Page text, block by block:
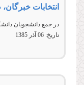
انتخابات
در جمع دانشجويان
تاریخ: 06 آذر 1385